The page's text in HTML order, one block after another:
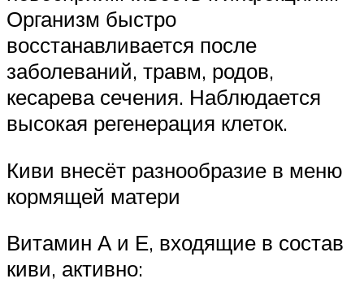
Организм быстро
восстанавливается после
заболеваний, травм, родов,
кесарева сечения. Наблюдается
высокая регенерация клеток.
Киви внесёт разнообразие в меню
кормящей матери
Витамин А и Е, входящие в состав
киви, активно: